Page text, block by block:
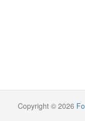
Copyright © 2026